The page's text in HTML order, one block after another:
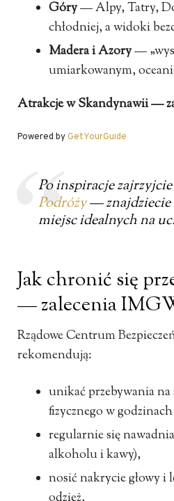
Góry— Alpy, Tatry,
chłodniej, a widoki
Madera i Azory—
umiarkowanym,
Atrakcje w Skandynawii —
Powered byGetYourGuide
Po inspiracje
Podróży— znajdziecie
miejsc idealnych na
Jak chronić się
— zalecenia
Rządowe Centrum
rekomendują:
unikać przebywania na
fizycznego w
regularnie się
alkoholu i kawy),
nosić nakrycie głowy i